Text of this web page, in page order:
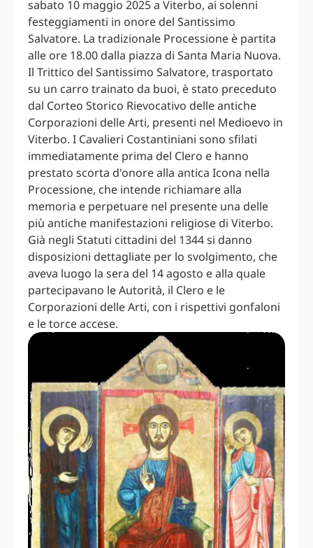
sabato 10 maggio 2025 a Viterbo, ai solenni
festeggiamenti in onore del Santissimo
Salvatore. La tradizionale Processione è partita
alle ore 18.00 dalla piazza di Santa Maria Nuova.
Il Trittico del Santissimo Salvatore, trasportato
su un carro trainato da buoi, è stato preceduto
dal Corteo Storico Rievocativo delle antiche
Corporazioni delle Arti, presenti nel Medioevo in
Viterbo. I Cavalieri Costantiniani sono sfilati
immediatamente prima del Clero e hanno
prestato scorta d'onore alla antica Icona nella
Processione, che intende richiamare alla
memoria e perpetuare nel presente una delle
più antiche manifestazioni religiose di Viterbo.
Già negli Statuti cittadini del 1344 si danno
disposizioni dettagliate per lo svolgimento, che
aveva luogo la sera del 14 agosto e alla quale
partecipavano le Autorità, il Clero e le
Corporazioni delle Arti, con i rispettivi gonfaloni
e le torce accese.